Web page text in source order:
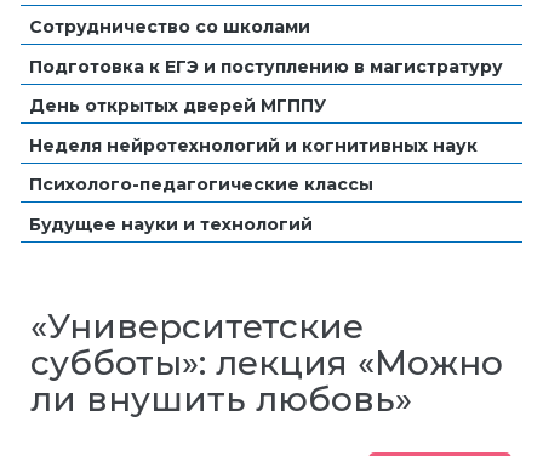
Сотрудничество со школами
Подготовка к ЕГЭ и поступлению в магистратуру
День открытых дверей МГППУ
Неделя нейротехнологий и когнитивных наук
Психолого-педагогические классы
Будущее науки и технологий
«Университетские
субботы»: лекция «Можно
ли внушить любовь»